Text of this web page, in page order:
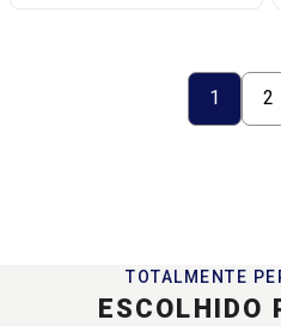
1 2
TOTALMENTE
ESCOLHIDO